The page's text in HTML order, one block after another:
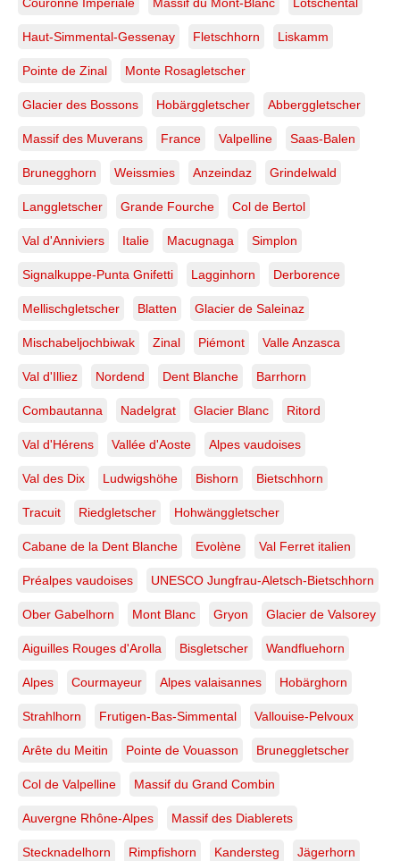
Haut-Simmental-Gessenay Fletschhorn Liskamm
Pointe de Zinal Monte Rosagletscher
Glacier des Bossons Hobärggletscher Abberggletscher
Massif des Muverans France Valpelline Saas-Balen
Brunegghorn Weissmies Anzeindaz Grindelwald
Langgletscher Grande Fourche Col de Bertol
Val d'Anniviers Italie Macugnaga Simplon
Signalkuppe-Punta Gnifetti Lagginhorn Derborence
Mellischgletscher Blatten Glacier de Saleinaz
Mischabeljochbiwak Zinal Piémont Valle Anzasca
Val d'Illiez Nordend Dent Blanche Barrhorn
Combautanna Nadelgrat Glacier Blanc Ritord
Val d'Hérens Vallée d'Aoste Alpes vaudoises
Val des Dix Ludwigshöhe Bishorn Bietschhorn
Tracuit Riedgletscher Hohwänggletscher
Cabane de la Dent Blanche Evolène Val Ferret italien
Préalpes vaudoises UNESCO Jungfrau-Aletsch-Bietschhorn
Ober Gabelhorn Mont Blanc Gryon Glacier de Valsorey
Aiguilles Rouges d'Arolla Bisgletscher Wandfluehorn
Alpes Courmayeur Alpes valaisannes Hobärghorn
Strahlhorn Frutigen-Bas-Simmental Vallouise-Pelvoux
Arête du Meitin Pointe de Vouasson Bruneggletscher
Col de Valpelline Massif du Grand Combin
Auvergne Rhône-Alpes Massif des Diablerets
Stecknadelhorn Rimpfishorn Kandersteg Jägerhorn